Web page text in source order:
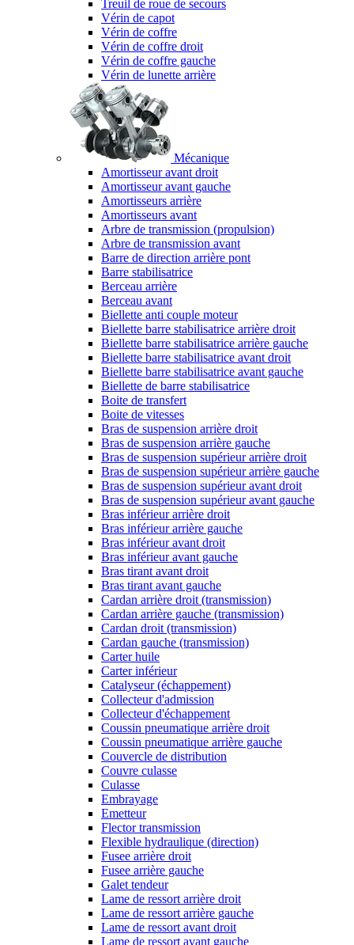
Treuil de roue de secours
Vérin de capot
Vérin de coffre
Vérin de coffre droit
Vérin de coffre gauche
Vérin de lunette arrière
Mécanique
Amortisseur avant droit
Amortisseur avant gauche
Amortisseurs arrière
Amortisseurs avant
Arbre de transmission (propulsion)
Arbre de transmission avant
Barre de direction arrière pont
Barre stabilisatrice
Berceau arrière
Berceau avant
Biellette anti couple moteur
Biellette barre stabilisatrice arrière droit
Biellette barre stabilisatrice arrière gauche
Biellette barre stabilisatrice avant droit
Biellette barre stabilisatrice avant gauche
Biellette de barre stabilisatrice
Boite de transfert
Boite de vitesses
Bras de suspension arrière droit
Bras de suspension arrière gauche
Bras de suspension supérieur arrière droit
Bras de suspension supérieur arrière gauche
Bras de suspension supérieur avant droit
Bras de suspension supérieur avant gauche
Bras inférieur arrière droit
Bras inférieur arrière gauche
Bras inférieur avant droit
Bras inférieur avant gauche
Bras tirant avant droit
Bras tirant avant gauche
Cardan arrière droit (transmission)
Cardan arrière gauche (transmission)
Cardan droit (transmission)
Cardan gauche (transmission)
Carter huile
Carter inférieur
Catalyseur (échappement)
Collecteur d'admission
Collecteur d'échappement
Coussin pneumatique arrière droit
Coussin pneumatique arrière gauche
Couvercle de distribution
Couvre culasse
Culasse
Embrayage
Emetteur
Flector transmission
Flexible hydraulique (direction)
Fusee arrière droit
Fusee arrière gauche
Galet tendeur
Lame de ressort arrière droit
Lame de ressort arrière gauche
Lame de ressort avant droit
Lame de ressort avant gauche